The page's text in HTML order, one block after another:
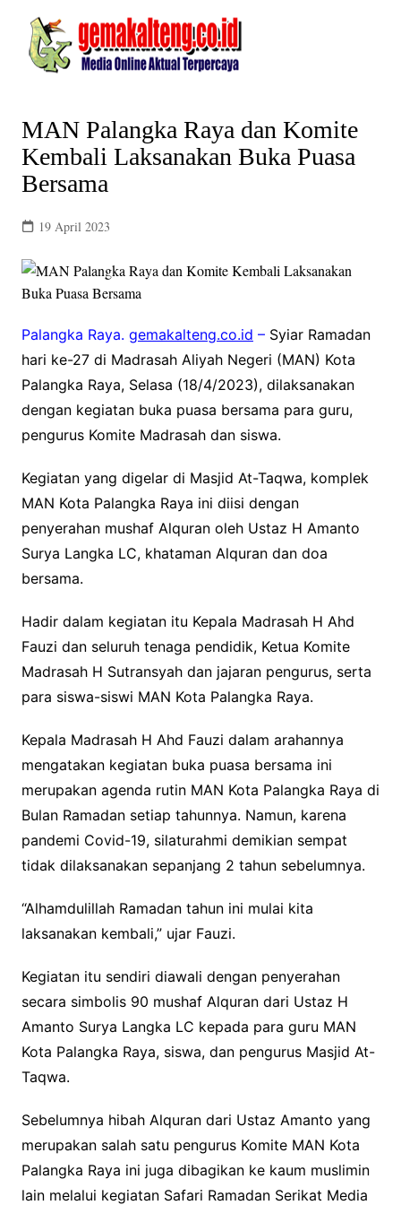
content
MAN Palangka Raya dan Komite
Kembali Laksanakan Buka Puasa
Bersama
19 April 2023
Palangka Raya. gemakalteng.co.id –Syiar Ramadan
hari ke-27 di Madrasah Aliyah Negeri (MAN) Kota
Palangka Raya, Selasa (18/4/2023), dilaksanakan
dengan kegiatan buka puasa bersama para guru,
pengurus Komite Madrasah dan siswa.
Kegiatan yang digelar di Masjid At-Taqwa, komplek
MAN Kota Palangka Raya ini diisi dengan
penyerahan mushaf Alquran oleh Ustaz H Amanto
Surya Langka LC, khataman Alquran dan doa
bersama.
Hadir dalam kegiatan itu Kepala Madrasah H Ahd
Fauzi dan seluruh tenaga pendidik, Ketua Komite
Madrasah H Sutransyah dan jajaran pengurus, serta
para siswa-siswi MAN Kota Palangka Raya.
Kepala Madrasah H Ahd Fauzi dalam arahannya
mengatakan kegiatan buka puasa bersama ini
merupakan agenda rutin MAN Kota Palangka Raya di
Bulan Ramadan setiap tahunnya. Namun, karena
pandemi Covid-19, silaturahmi demikian sempat
tidak dilaksanakan sepanjang 2 tahun sebelumnya.
“Alhamdulillah Ramadan tahun ini mulai kita
laksanakan kembali,” ujar Fauzi.
Kegiatan itu sendiri diawali dengan penyerahan
secara simbolis 90 mushaf Alquran dari Ustaz H
Amanto Surya Langka LC kepada para guru MAN
Kota Palangka Raya, siswa, dan pengurus Masjid At-
Taqwa.
Sebelumnya hibah Alquran dari Ustaz Amanto yang
merupakan salah satu pengurus Komite MAN Kota
Palangka Raya ini juga dibagikan ke kaum muslimin
lain melalui kegiatan Safari Ramadan Serikat Media